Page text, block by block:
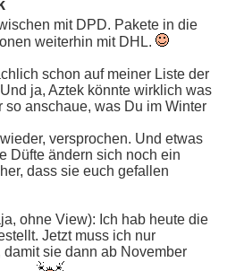
mit DPD. Pakete in die
weiterhin mit DHL.
schon auf meiner Liste der
ja, Aztek könnte wirklich was
anschaue, was Du im Winter
versprochen. Und etwas
Düfte ändern sich noch ein
dass sie euch gefallen
ohne View): Ich hab heute die
Jetzt muss ich nur
sie dann ab November